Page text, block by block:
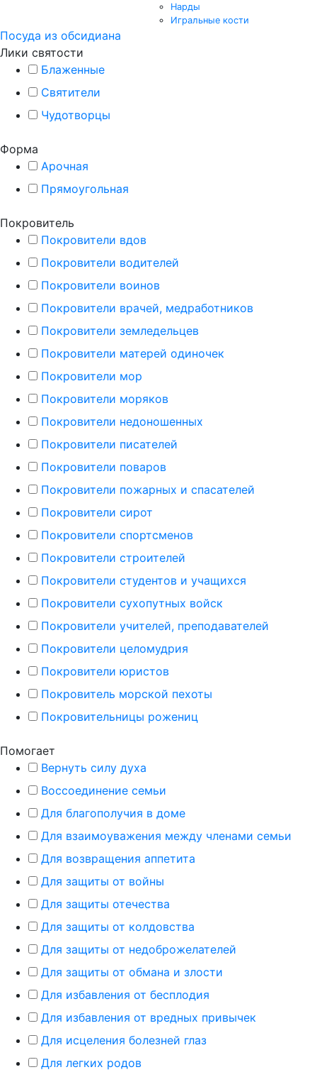
Нарды
Игральные кости
Посуда из обсидиана
Лики святости
Блаженные
Святители
Чудотворцы
Форма
Арочная
Прямоугольная
Покровитель
Покровители вдов
Покровители водителей
Покровители воинов
Покровители врачей, медработников
Покровители земледельцев
Покровители матерей одиночек
Покровители мор
Покровители моряков
Покровители недоношенных
Покровители писателей
Покровители поваров
Покровители пожарных и спасателей
Покровители сирот
Покровители спортсменов
Покровители строителей
Покровители студентов и учащихся
Покровители сухопутных войск
Покровители учителей, преподавателей
Покровители целомудрия
Покровители юристов
Покровитель морской пехоты
Покровительницы рожениц
Помогает
Вернуть силу духа
Воссоединение семьи
Для благополучия в доме
Для взаимоуважения между членами семьи
Для возвращения аппетита
Для защиты от войны
Для защиты отечества
Для защиты от колдовства
Для защиты от недоброжелателей
Для защиты от обмана и злости
Для избавления от бесплодия
Для избавления от вредных привычек
Для исцеления болезней глаз
Для легких родов